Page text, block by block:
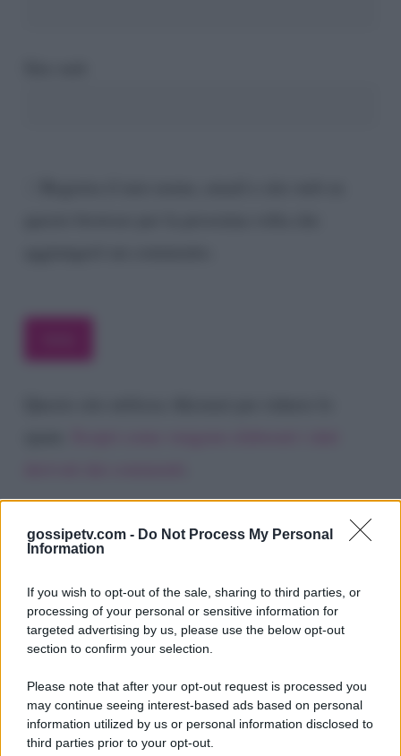
gossipetv.com - Do Not Process My Personal
Information
If you wish to opt-out of the sale, sharing to third parties, or
processing of your personal or sensitive information for
targeted advertising by us, please use the below opt-out
section to confirm your selection.
Please note that after your opt-out request is processed you
may continue seeing interest-based ads based on personal
information utilized by us or personal information disclosed to
third parties prior to your opt-out.
Gossip e TV è un sito di MASTE S.r.l.
viale Luigi Majno n. 21 - 20129 Milano (MI)
P.Iva 10909580960